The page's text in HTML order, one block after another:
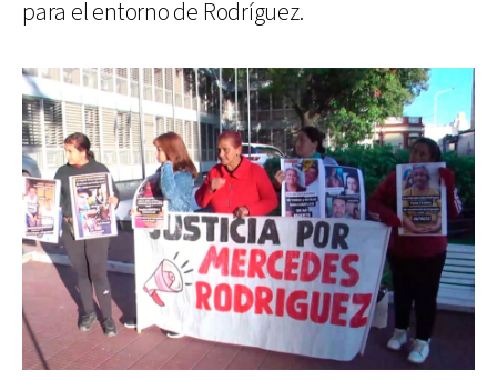
para el entorno de Rodríguez.